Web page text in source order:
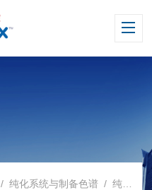
/纯化系统与制备色谱 /纯化用配件及耗材